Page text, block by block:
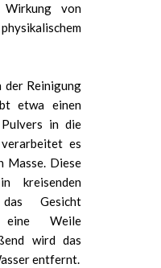
von
der Reinigung
etwa einen
in die
es
Masse. Diese
kreisenden
Gesicht
eine Weile
wird das
entfernt.